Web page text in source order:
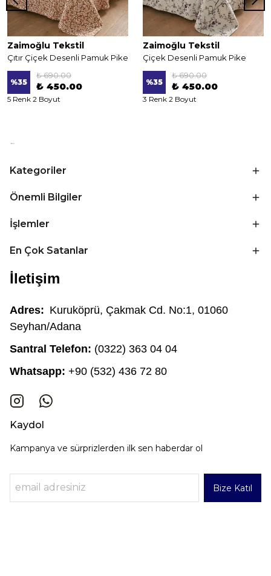
Zaimoğlu Tekstil
Çıtır Çiçek Desenli Pamuk Pike
%35
₺ 690.00
₺ 450.00
5 Renk 2 Boyut
Zaimoğlu Tekstil
Çiçek Desenli Pamuk Pike
%35
₺ 690.00
₺ 450.00
3 Renk 2 Boyut
Kategoriler
Önemli Bilgiler
İşlemler
En Çok Satanlar
İletişim
Adres: Kuruköprü, Çakmak Cd. No:1, 01060
Seyhan/Adana
Santral Telefon: (0322) 363 04 04
Whatsapp: +90 (532) 436 72 80
Kaydol
Kampanya ve sürprizlerden ilk sen haberdar ol
Bize Katıl